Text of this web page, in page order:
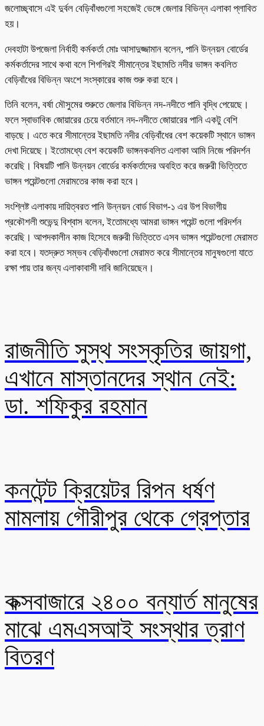
জলোচ্ছ্বাসে এই দুর্বল বেড়িবাঁধগুলো সহজেই ভেঙ্গে জেলার বিভিন্ন এলাকা প্লাবিত
হয়।
দেবহাটা উপজেলা নির্বাহী কর্মকর্তা মোঃ আসাদুজ্জামান বলেন, পানি উন্নয়ন বোর্ডের
কর্মকর্তাদের সাথে কথা বলে শিগগিরই সীমান্তের ইছামতি নদীর ভাঙ্গন কবলিত
বেড়িবাঁধের বিভিন্ন অংশে সংস্কারের কাজ শুরু করা হবে।
তিনি বলেন, বর্ষা মৌসুমের শুরুতে জেলার বিভিন্ন নদ-নদীতে পানি বৃদ্ধি পেয়েছে।
ফলে স্বাভাবিক জোয়ারের চেয়ে বর্তমানে নদ-নদীতে জোয়ারের পানি একটু বেশি
বাড়ছে। এতে করে সীমান্তের ইছামতি নদীর বেড়িবাঁধের বেশ কয়েকটি স্থানে ভাঙ্গন
দেখা দিয়েছে। ইতোমধ্যে বেশ কয়েকটি ভাঙ্গনকবলিত এলাকা আমি নিজে পরিদর্শন
করেছি। বিষয়টি পানি উন্নয়ন বোর্ডের কর্মকর্তাদের অবহিত করে জরুরী ভিত্তিতে
ভাঙ্গন পয়েন্টগুলো মেরামতের কাজ করা হবে।
সংশ্লিষ্ট এলাকায় দায়িত্বরত পানি উন্নয়ন বোর্ড বিভাগ-১ এর উপ বিভাগীয়
প্রকৌশলী শুভেন্দু বিশ্বাস বলেন, ইতোমধ্যে আমরা ভাঙ্গন পয়েন্ট গুলো পরিদর্শন
করেছি। আপদকালীন কাজ হিসেবে জরুরী ভিত্তিতে এসব ভাঙ্গন পয়েন্টগুলো মেরামত
করা হবে। যতদ্রুত সম্ভব বেড়িবাঁধগুলো মেরামত করে সীমান্তের মানুষগুলো যাতে
রক্ষা পায় তার জন্য এলাকাবাসী দাবি জানিয়েছেন।
রাজনীতি সুস্থ সংস্কৃতির জায়গা,
এখানে মাস্তানদের স্থান নেই:
ডা. শফিকুর রহমান
কনটেন্ট ক্রিয়েটর রিপন ধর্ষণ
মামলায় গৌরীপুর থেকে গ্রেপ্তার
কক্সবাজারে ২৪০০ বন্যার্ত মানুষের
মাঝে এমএসআই সংস্থার ত্রাণ
বিতরণ